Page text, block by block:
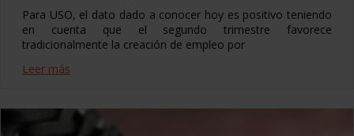
Para USO, el dato dado a conocer hoy es positivo teniendo
en cuenta que el segundo trimestre favorece
tradicionalmente la creación de empleo por
Leer más